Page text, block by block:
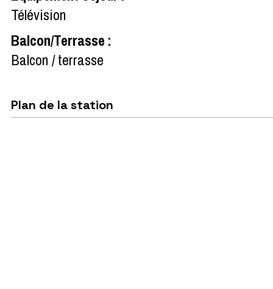
Télévision
Balcon/Terrasse :
Balcon / terrasse
Plan de la station